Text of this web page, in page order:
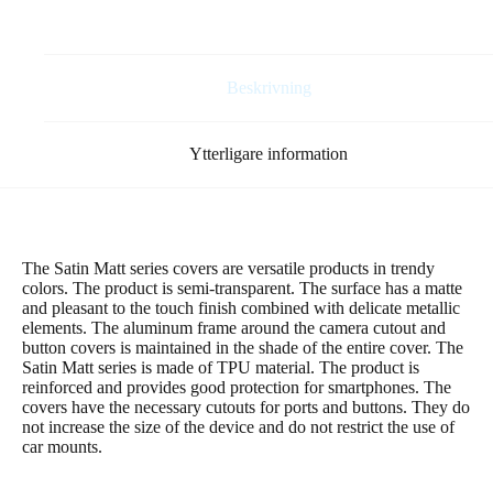
Beskrivning
Ytterligare information
The Satin Matt series covers are versatile products in trendy
colors. The product is semi-transparent. The surface has a matte
and pleasant to the touch finish combined with delicate metallic
elements. The aluminum frame around the camera cutout and
button covers is maintained in the shade of the entire cover. The
Satin Matt series is made of TPU material. The product is
reinforced and provides good protection for smartphones. The
covers have the necessary cutouts for ports and buttons. They do
not increase the size of the device and do not restrict the use of
car mounts.